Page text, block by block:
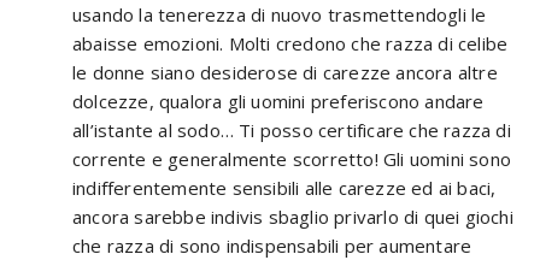
usando la tenerezza di nuovo trasmettendogli le
abaisse emozioni. Molti credono che razza di celibe
le donne siano desiderose di carezze ancora altre
dolcezze, qualora gli uomini preferiscono andare
all’istante al sodo… Ti posso certificare che razza di
corrente e generalmente scorretto! Gli uomini sono
indifferentemente sensibili alle carezze ed ai baci,
ancora sarebbe indivis sbaglio privarlo di quei giochi
che razza di sono indispensabili per aumentare